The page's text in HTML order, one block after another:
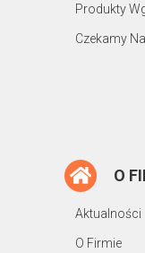
Produkty
Czekamy
O
Aktualności
O Firmie